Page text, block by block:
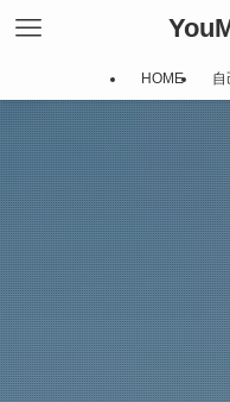
HOME 自